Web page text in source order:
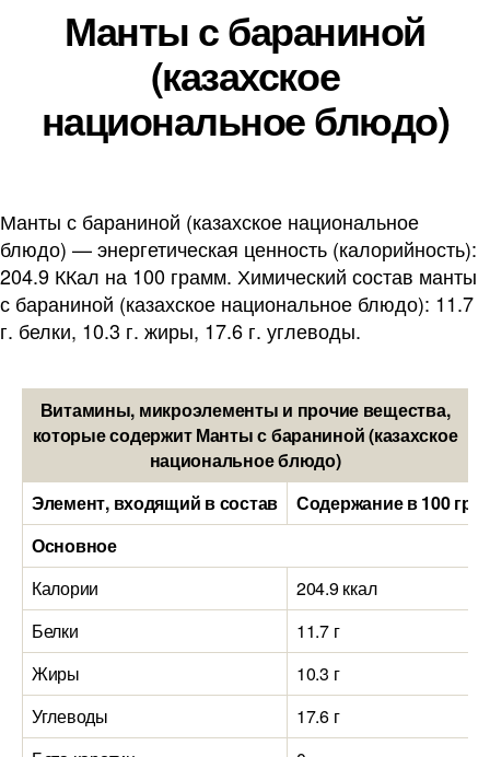
Манты с бараниной
(казахское
национальное блюдо)
Манты с бараниной (казахское национальное
блюдо) — энергетическая ценность (калорийность):
204.9 ККал на 100 грамм. Химический состав манты
с бараниной (казахское национальное блюдо): 11.7
г. белки, 10.3 г. жиры, 17.6 г. углеводы.
Витамины, микроэлементы и прочие вещества,
которые содержит Манты с бараниной (казахское
национальное блюдо)
Элемент, входящий в состав
Содержание в 100
Основное
Калории
204.9 ккал
Белки
11.7 г
Жиры
10.3 г
Углеводы
17.6 г